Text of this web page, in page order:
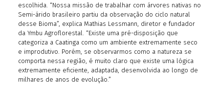
escolhida. “Nossa missão de trabalhar com árvores nativas no
Semi-árido brasileiro partiu da observação do ciclo natural
desse Bioma”, explica Mathias Lessmann, diretor e fundador
da Ymbu Agroflorestal. “Existe uma pré-disposição que
categoriza a Caatinga como um ambiente extremamente seco
e improdutivo. Porém, se observarmos como a natureza se
comporta nessa região, é muito claro que existe uma lógica
extremamente eficiente, adaptada, desenvolvida ao longo de
milhares de anos de evolução.”